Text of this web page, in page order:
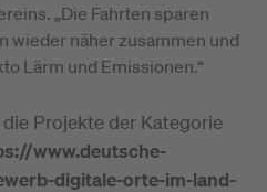
„Die Fahrten sparen
wieder näher zusammen und
Lärm und Emissionen.“
Projekte der Kategorie
www.deutsche-
digitale-orte-im-land-